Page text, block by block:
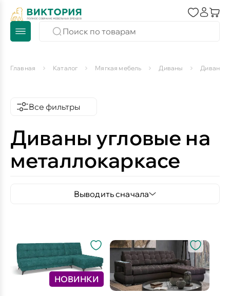
Главная Каталог Мягкая мебель Диваны Диваны
Все фильтры
Диваны угловые на
металлокаркасе
Выводить сначала
НОВИНКИ